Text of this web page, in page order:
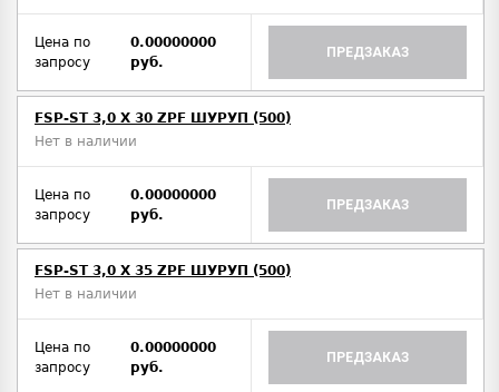
Цена по
запросу
0.00000000
руб.
ПРЕДЗАКАЗ
FSP-ST 3,0 X 30 ZPF ШУРУП (500)
Нет в наличии
Цена по
запросу
0.00000000
руб.
ПРЕДЗАКАЗ
FSP-ST 3,0 X 35 ZPF ШУРУП (500)
Нет в наличии
Цена по
запросу
0.00000000
руб.
ПРЕДЗАКАЗ